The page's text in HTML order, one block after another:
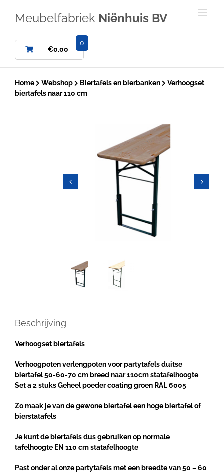
Meubelfabriek Niënhuis BV
€0.00
0
Home Webshop Biertafels en bierbanken
Verhoogset
biertafels naar 110 cm
Beschrijving
Verhoogset biertafels
Verhoogpoten verlengpoten voor partytafels duitse
biertafel 50-60-70 cm breed naar 110cm statafelhoogte
Set a 2 stuks Geheel poeder coating groen RAL 6005
Zo maak je van de gewone biertafel een hoge biertafel of
bierstatafels
Je kunt de biertafels dus gebruiken op normale
tafelhoogte EN 110 cm statafelhoogte
Past onder al onze partytafels met een breedte van 50 – 60